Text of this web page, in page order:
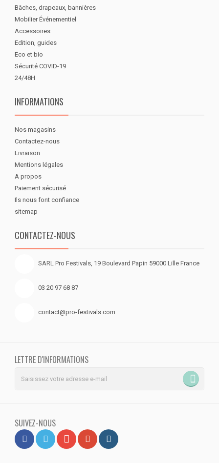
Bâches, drapeaux, bannières
Mobilier Événementiel
Accessoires
Edition, guides
Eco et bio
Sécurité COVID-19
24/48H
INFORMATIONS
Nos magasins
Contactez-nous
Livraison
Mentions légales
A propos
Paiement sécurisé
Ils nous font confiance
sitemap
CONTACTEZ-NOUS
SARL Pro Festivals, 19 Boulevard Papin 59000 Lille France
03 20 97 68 87
contact@pro-festivals.com
LETTRE D'INFORMATIONS
SUIVEZ-NOUS